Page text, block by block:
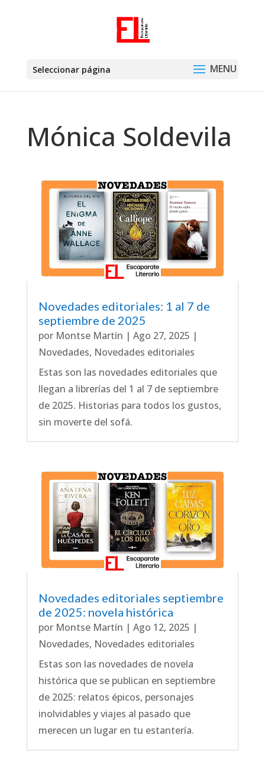
Seleccionar página
Mónica Soldevila
Novedades editoriales: 1 al 7 de
septiembre de 2025
por Montse Martín | Ago 27, 2025 |
Novedades, Novedades editoriales
Estas son las novedades editoriales que
llegan a librerías del 1 al 7 de septiembre
de 2025. Historias para todos los gustos,
sin moverte del sofá.
Novedades editoriales septiembre
de 2025: novela histórica
por Montse Martín | Ago 12, 2025 |
Novedades, Novedades editoriales
Estas son las novedades de novela
histórica que se publican en septiembre
de 2025: relatos épicos, personajes
inolvidables y viajes al pasado que
merecen un lugar en tu estantería.